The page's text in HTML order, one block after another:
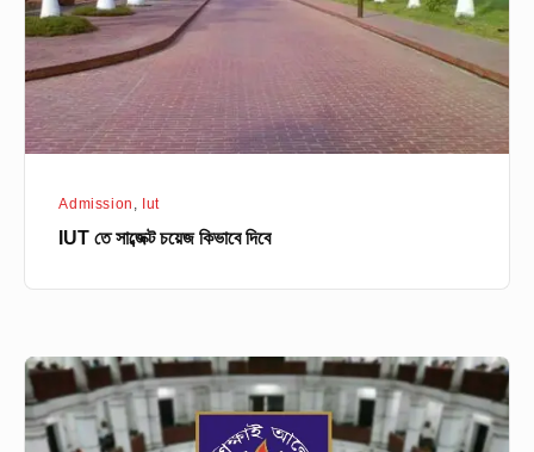
দিবে
Admission , Iut
IUT তে সাব্জেক্ট চয়েজ কিভাবে দিবে
ঢাবি
ভর্তি
পরীক্ষা